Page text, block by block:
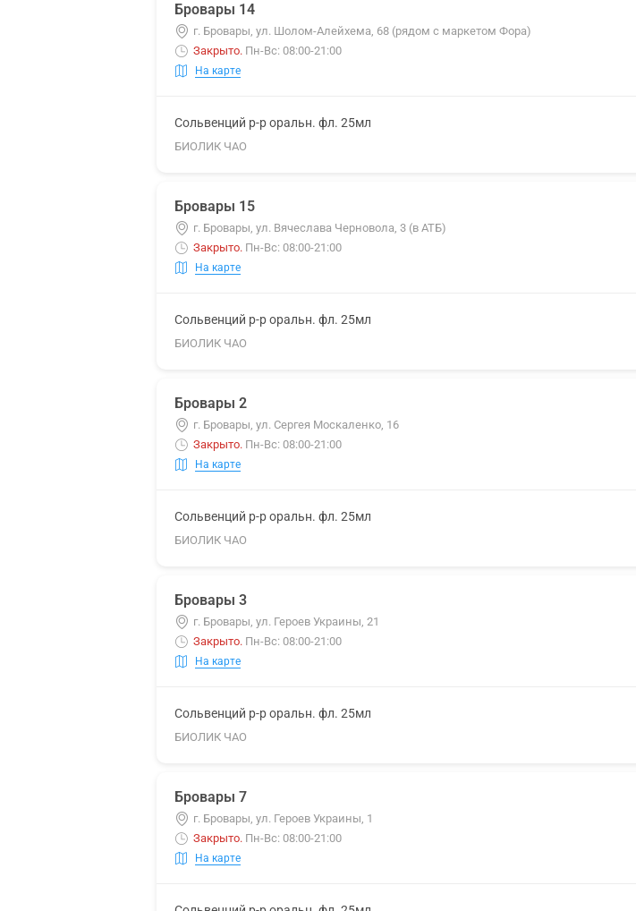
Бровары 14
г. Бровары, ул. Шолом-Алейхема, 68 (рядом с маркетом Фора)
Закрыто. Пн-Вс: 08:00-21:00
На карте
Сольвенций р-р оральн. фл. 25мл
БИОЛИК ЧАО
Бровары 15
г. Бровары, ул. Вячеслава Черновола, 3 (в АТБ)
Закрыто. Пн-Вс: 08:00-21:00
На карте
Сольвенций р-р оральн. фл. 25мл
БИОЛИК ЧАО
Бровары 2
г. Бровары, ул. Сергея Москаленко, 16
Закрыто. Пн-Вс: 08:00-21:00
На карте
Сольвенций р-р оральн. фл. 25мл
БИОЛИК ЧАО
Бровары 3
г. Бровары, ул. Героев Украины, 21
Закрыто. Пн-Вс: 08:00-21:00
На карте
Сольвенций р-р оральн. фл. 25мл
БИОЛИК ЧАО
Бровары 7
г. Бровары, ул. Героев Украины, 1
Закрыто. Пн-Вс: 08:00-21:00
На карте